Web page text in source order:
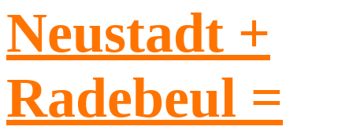
Neustadt +
Radebeul =